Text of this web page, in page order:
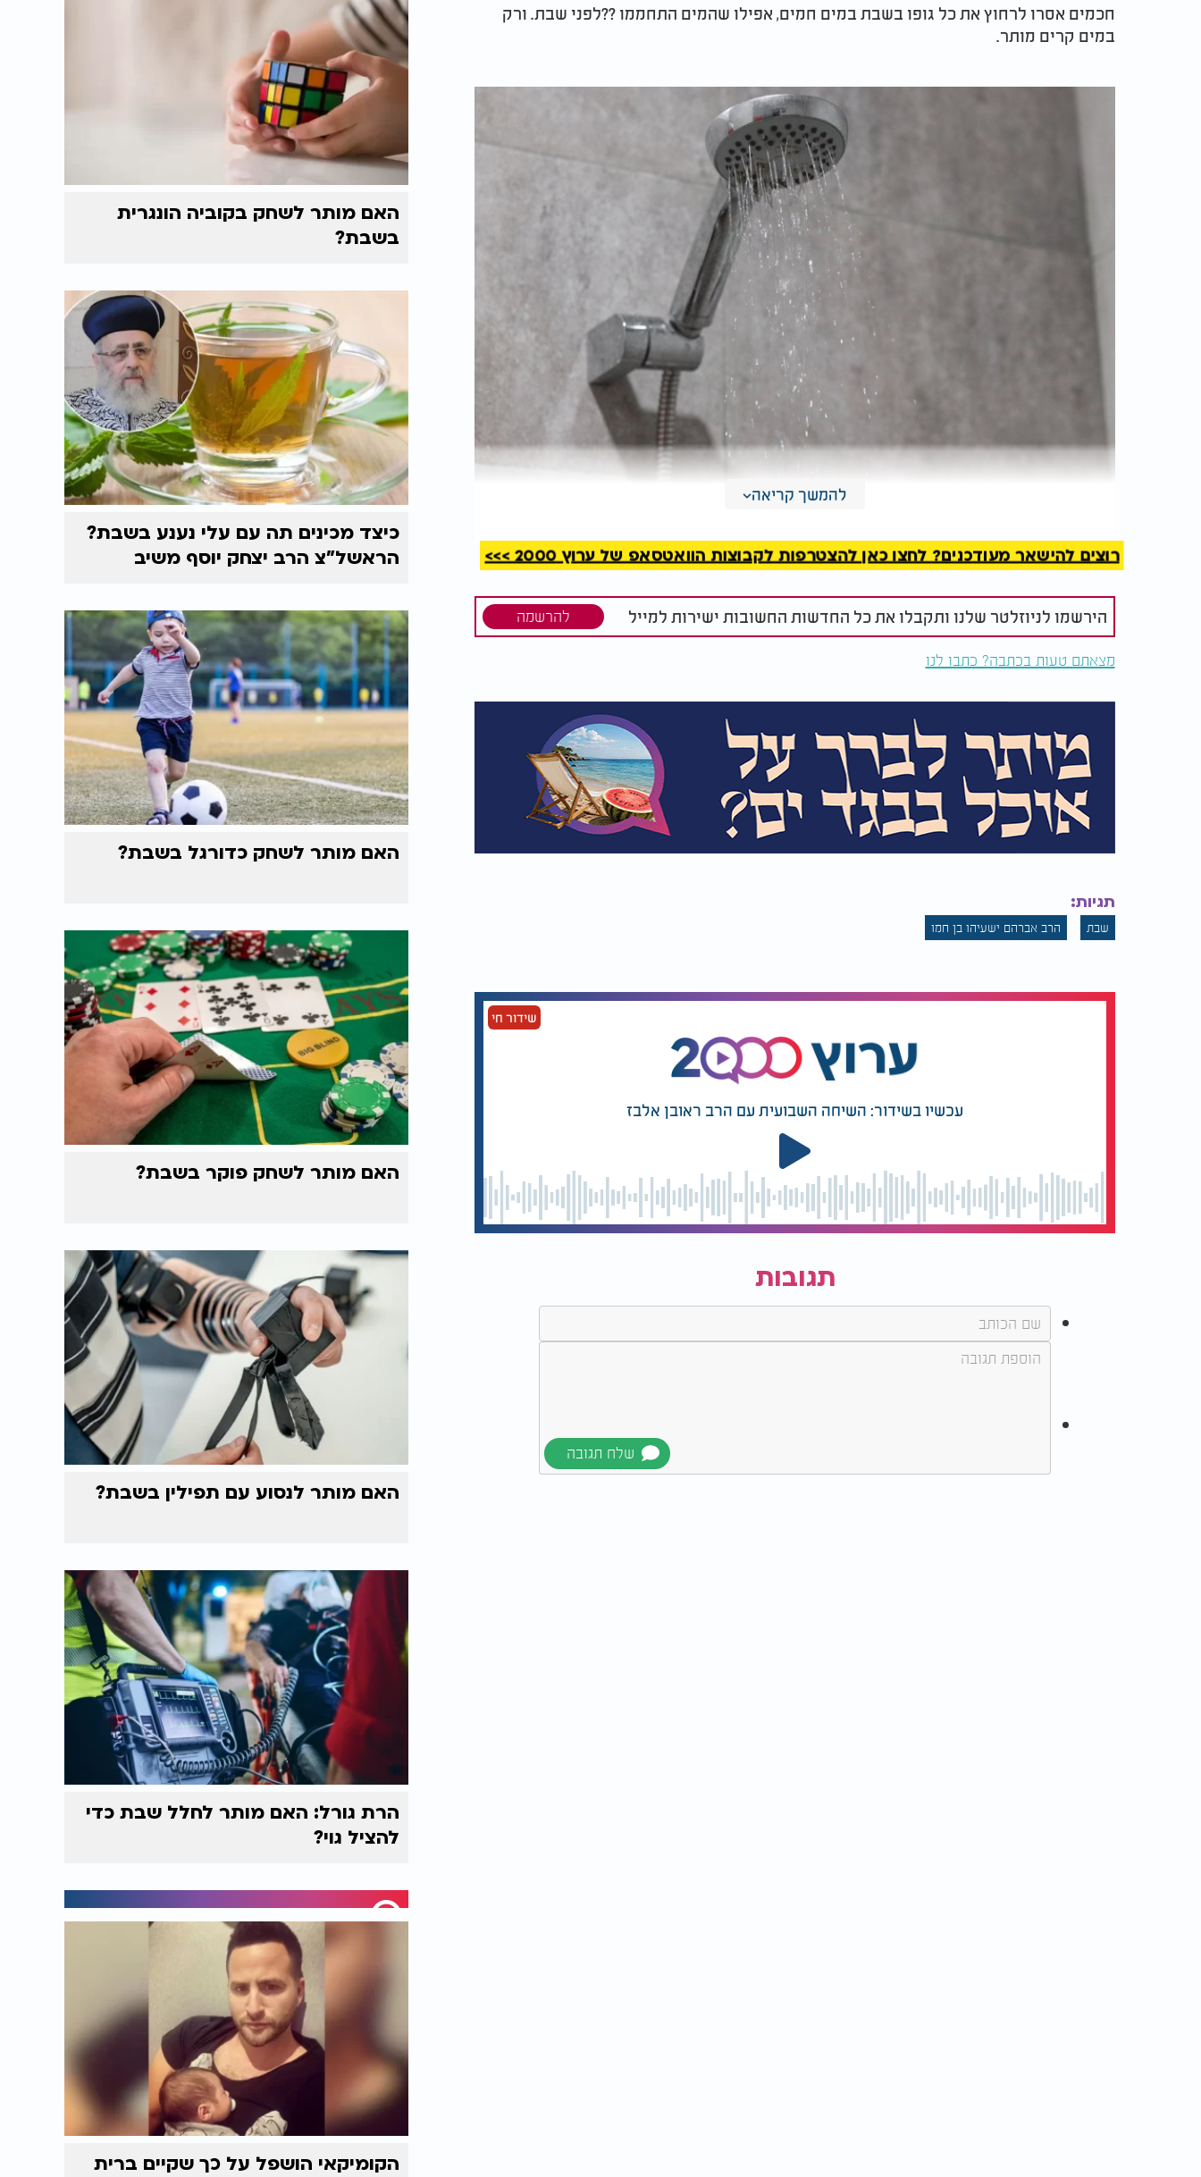
חכמים אסרו לרחוץ את כל גופו בשבת במים חמים, אפילו שהמים התחממו ??לפני שבת. ורק
במים קרים מותר.
האם מי שלא שומר שבת, יכול לעשות קידוש?
להמשך קריאה
רוצים להישאר מעודכנים? לחצו כאן להצטרפות לקבוצות הוואטסאפ של ערוץ 2000 >>>
הירשמו לניוזלטר שלנו ותקבלו את כל החדשות החשובות ישירות למייל להרשמה
מצאתם טעות בכתבה? כתבו לנו
תגיות:
שבת הרב אברהם ישעיהו בן חמו
שידור חי
עכשיו בשידור: השיחה השבועית עם הרב ראובן אלבז
תגובות
האם מותר לשחק בקוביה הונגרית
בשבת?
כיצד מכינים תה עם עלי נענע בשבת?
הראשל"צ הרב יצחק יוסף משיב
האם מותר לשחק כדורגל בשבת?
האם מותר לשחק פוקר בשבת?
האם מותר לנסוע עם תפילין בשבת?
הרת גורל: האם מותר לחלל שבת כדי
להציל גוי?
הקומיקאי הושפל על כך שקיים ברית